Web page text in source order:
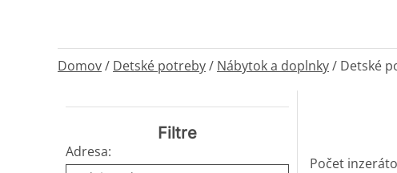
Domov/ Detské potreby/ Nábytok a doplnky/ Detské
Filtre
Adresa:
Počet